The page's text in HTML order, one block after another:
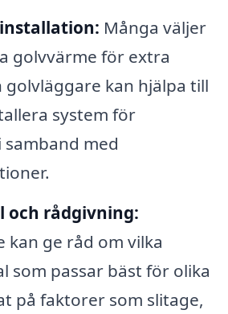
Många väljer
golvvärme för extra
golvläggare kan hjälpa till
system för
med
och rådgivning:
kan ge råd om vilka
som passar bäst för olika
på faktorer som slitage,